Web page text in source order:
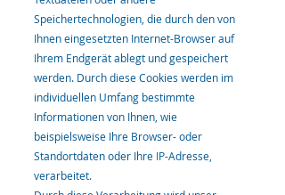
Speichertechnologien, die durch den von
Ihnen eingesetzten Internet-Browser auf
Ihrem Endgerät ablegt und gespeichert
werden. Durch diese Cookies werden im
individuellen Umfang bestimmte
Informationen von Ihnen, wie
beispielsweise Ihre Browser- oder
Standortdaten oder Ihre IP-Adresse,
verarbeitet.